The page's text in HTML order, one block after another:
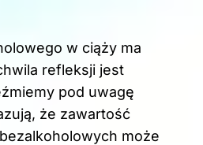
w ciąży ma
refleksji jest
pod uwagę
że zawartość
może